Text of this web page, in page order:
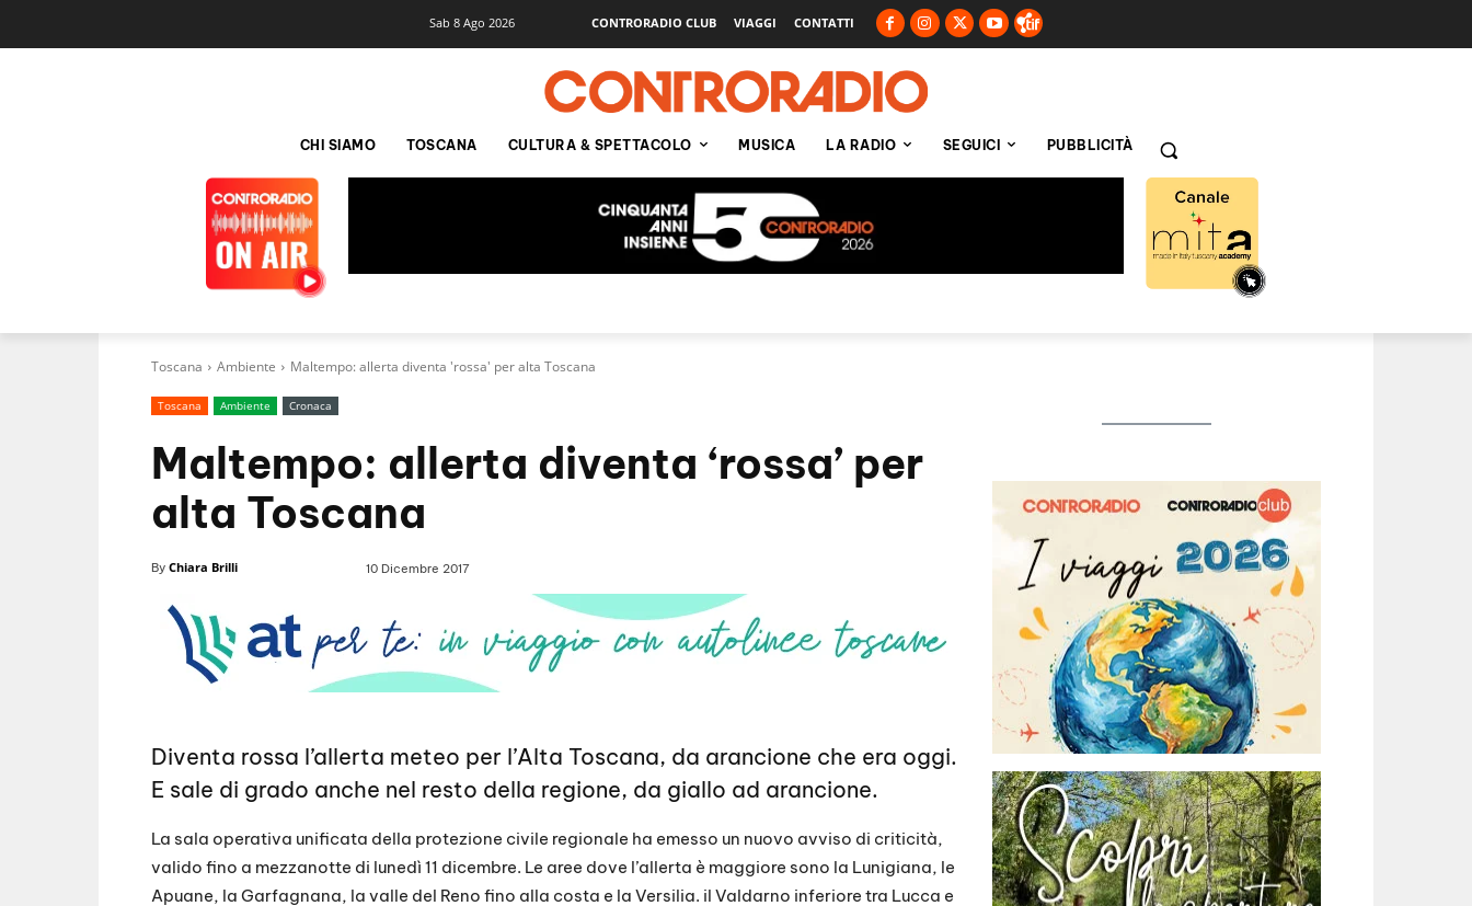
Sab 8 Ago 2026 CONTRORADIO CLUB VIAGGI CONTATTI
CHI SIAMO TOSCANA CULTURA & SPETTACOLO MUSICA LA RADIO SEGUICI PUBBLICITÀ
Toscana Ambiente Maltempo: allerta diventa 'rossa' per alta Toscana
Toscana Ambiente Cronaca
Maltempo: allerta diventa ‘rossa’ per
alta Toscana
By Chiara Brilli 10 Dicembre 2017
Diventa rossa l’allerta meteo per l’Alta Toscana, da arancione che era oggi.
E sale di grado anche nel resto della regione, da giallo ad arancione.
La sala operativa unificata della protezione civile regionale ha emesso un nuovo avviso di criticità,
valido fino a mezzanotte di lunedì 11 dicembre. Le aree dove l’allerta è maggiore sono la Lunigiana, le
Apuane, la Garfagnana, la valle del Reno fino alla costa e la Versilia. il Valdarno inferiore tra Lucca e